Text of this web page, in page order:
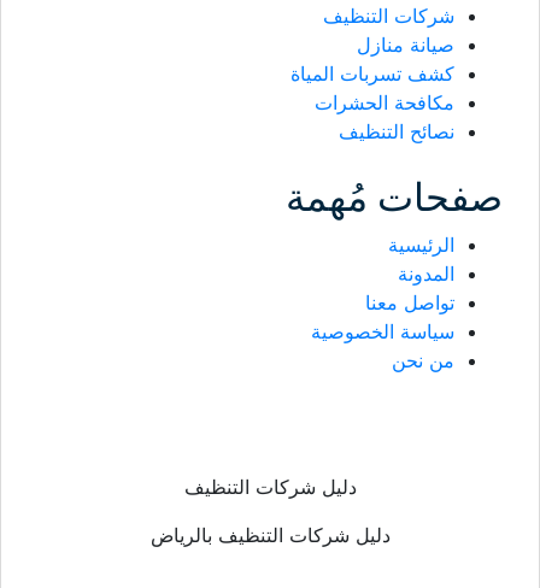
شركات التنظيف
صيانة منازل
كشف تسربات المياة
مكافحة الحشرات
نصائح التنظيف
صفحات مُهمة
الرئيسية
المدونة
تواصل معنا
سياسة الخصوصية
من نحن
دليل شركات التنظيف
دليل شركات التنظيف بالرياض